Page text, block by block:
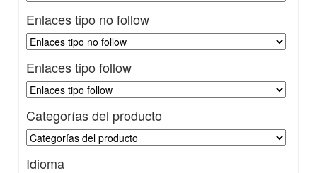
Enlaces tipo no follow
Enlaces tipo follow
Categorías del producto
Idioma